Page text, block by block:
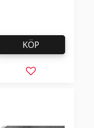
Lägg till i
KÖP